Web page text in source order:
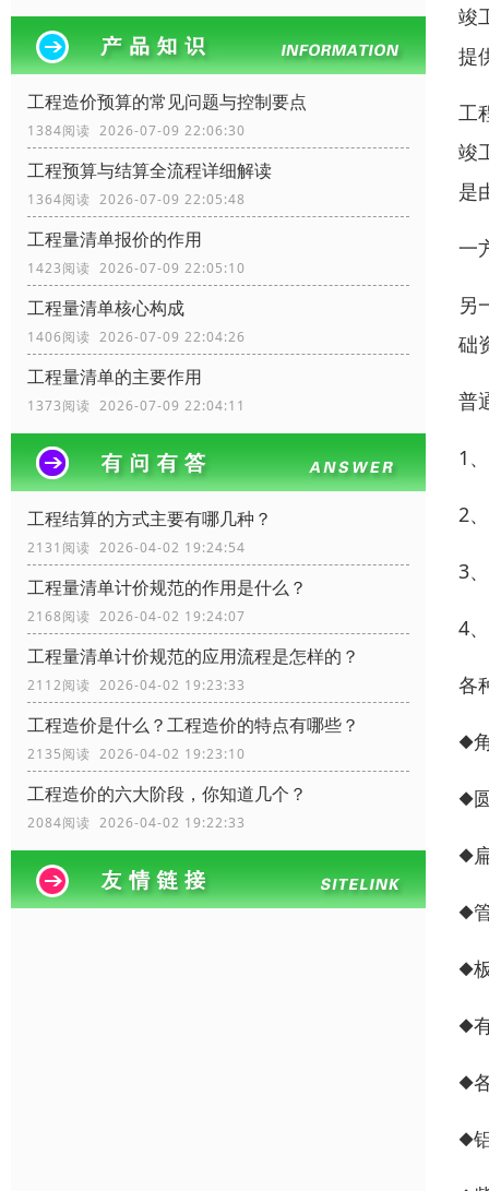
工程造价预算的常见问题与控制要点
1384阅读 2026-07-09 22:06:30
工程预算与结算全流程详细解读
1364阅读 2026-07-09 22:05:48
工程量清单报价的作用
1423阅读 2026-07-09 22:05:10
工程量清单核心构成
1406阅读 2026-07-09 22:04:26
工程量清单的主要作用
1373阅读 2026-07-09 22:04:11
工程结算的方式主要有哪几种？
2131阅读 2026-04-02 19:24:54
工程量清单计价规范的作用是什么？
2168阅读 2026-04-02 19:24:07
工程量清单计价规范的应用流程是怎样的？
2112阅读 2026-04-02 19:23:33
工程造价是什么？工程造价的特点有哪些？
2135阅读 2026-04-02 19:23:10
工程造价的六大阶段，你知道几个？
2084阅读 2026-04-02 19:22:33
竣
提
工
竣
是
一
另
础
普
1
2
3
4
各
◆
◆
◆
◆
◆
◆
◆
◆